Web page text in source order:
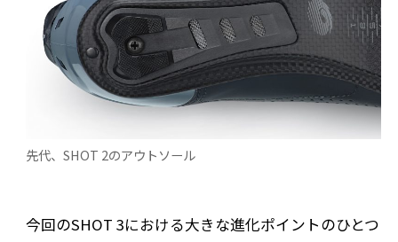
先代、SHOT 2のアウトソール
今回のSHOT 3における大きな進化ポイントのひとつ